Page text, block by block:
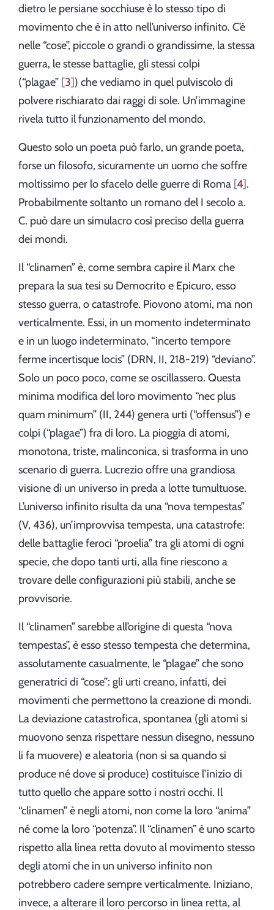
dietro le persiane socchiuse è lo stesso tipo di
movimento che è in atto nell’universo infinito. C’è
nelle “cose”, piccole o grandi o grandissime, la stessa
guerra, le stesse battaglie, gli stessi colpi
(“plagae” 3 ) che vediamo in quel pulviscolo di
polvere rischiarato dai raggi di sole. Un’immagine
rivela tutto il funzionamento del mondo.
Questo solo un poeta può farlo, un grande poeta,
forse un filosofo, sicuramente un uomo che soffre
moltissimo per lo sfacelo delle guerre di Roma 4 .
Probabilmente soltanto un romano del I secolo a.
C. può dare un simulacro così preciso della guerra
dei mondi.
Il “clinamen” è, come sembra capire il Marx che
prepara la sua tesi su Democrito e Epicuro, esso
stesso guerra, o catastrofe. Piovono atomi, ma non
verticalmente. Essi, in un momento indeterminato
e in un luogo indeterminato, “incerto tempore
ferme incertisque locis” (DRN, II, 218-219) “deviano”.
Solo un poco poco, come se oscillassero. Questa
minima modifica del loro movimento “nec plus
quam minimum” (II, 244) genera urti (“offensus”) e
colpi (“plagae”) fra di loro. La pioggia di atomi,
monotona, triste, malinconica, si trasforma in uno
scenario di guerra. Lucrezio offre una grandiosa
visione di un universo in preda a lotte tumultuose.
L’universo infinito risulta da una “nova tempestas”
(V, 436), un’improvvisa tempesta, una catastrofe:
delle battaglie feroci “proelia” tra gli atomi di ogni
specie, che dopo tanti urti, alla fine riescono a
trovare delle configurazioni più stabili, anche se
provvisorie.
Il “clinamen” sarebbe all’origine di questa “nova
tempestas”, è esso stesso tempesta che determina,
assolutamente casualmente, le “plagae” che sono
generatrici di “cose”: gli urti creano, infatti, dei
movimenti che permettono la creazione di mondi.
La deviazione catastrofica, spontanea (gli atomi si
muovono senza rispettare nessun disegno, nessuno
li fa muovere) e aleatoria (non si sa quando si
produce né dove si produce) costituisce l’inizio di
tutto quello che appare sotto i nostri occhi. Il
“clinamen” è negli atomi, non come la loro “anima”
né come la loro “potenza”. Il “clinamen” è uno scarto
rispetto alla linea retta dovuto al movimento stesso
degli atomi che in un universo infinito non
potrebbero cadere sempre verticalmente. Iniziano,
invece, a alterare il loro percorso in linea retta, al